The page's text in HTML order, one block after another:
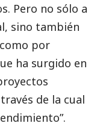
Pero no sólo a
sino también
por
ha surgido en
de la cual